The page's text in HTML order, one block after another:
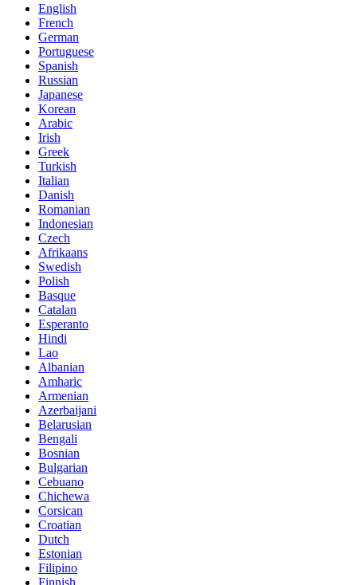
English
French
German
Portuguese
Spanish
Russian
Japanese
Korean
Arabic
Irish
Greek
Turkish
Italian
Danish
Romanian
Indonesian
Czech
Afrikaans
Swedish
Polish
Basque
Catalan
Esperanto
Hindi
Lao
Albanian
Amharic
Armenian
Azerbaijani
Belarusian
Bengali
Bosnian
Bulgarian
Cebuano
Chichewa
Corsican
Croatian
Dutch
Estonian
Filipino
Finnish